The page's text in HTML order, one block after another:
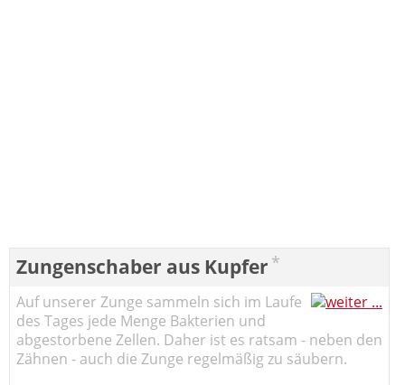
Zungenschaber aus Kupfer *
Auf unserer Zunge sammeln sich im Laufe
des Tages jede Menge Bakterien und
abgestorbene Zellen. Daher ist es ratsam - neben den
Zähnen - auch die Zunge regelmäßig zu säubern.